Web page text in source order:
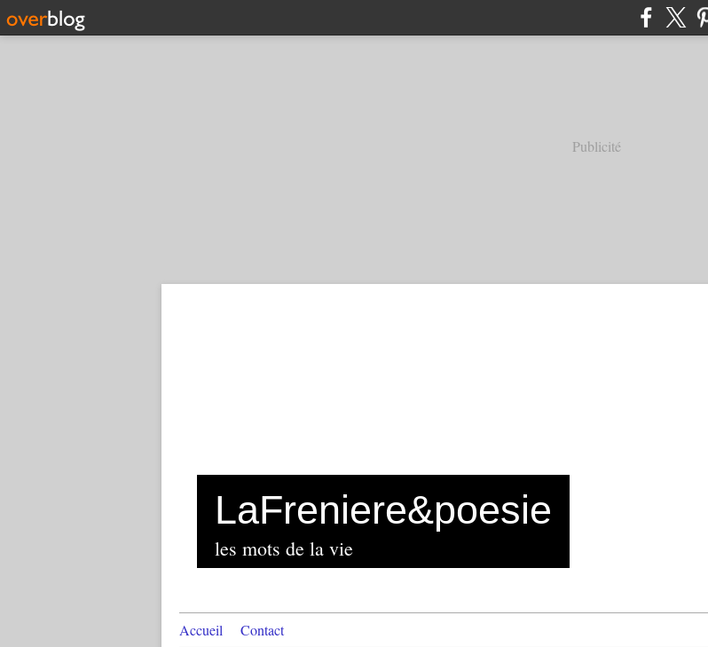
Publicité
LaFreniere&poesie
les mots de la vie
Accueil Contact